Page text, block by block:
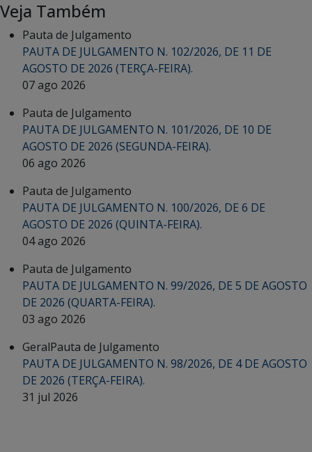
Veja Também
Pauta de Julgamento
PAUTA DE JULGAMENTO N. 102/2026, DE 11 DE
AGOSTO DE 2026 (TERÇA-FEIRA).
07 ago 2026
Pauta de Julgamento
PAUTA DE JULGAMENTO N. 101/2026, DE 10 DE
AGOSTO DE 2026 (SEGUNDA-FEIRA).
06 ago 2026
Pauta de Julgamento
PAUTA DE JULGAMENTO N. 100/2026, DE 6 DE
AGOSTO DE 2026 (QUINTA-FEIRA).
04 ago 2026
Pauta de Julgamento
PAUTA DE JULGAMENTO N. 99/2026, DE 5 DE AGOSTO
DE 2026 (QUARTA-FEIRA).
03 ago 2026
GeralPauta de Julgamento
PAUTA DE JULGAMENTO N. 98/2026, DE 4 DE AGOSTO
DE 2026 (TERÇA-FEIRA).
31 jul 2026